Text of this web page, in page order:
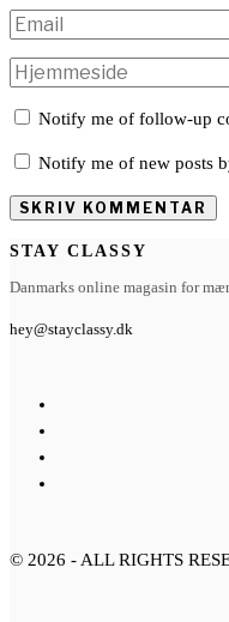
Notify me of follow-up
Notify me of new posts
STAY CLASSY
Danmarks online magasin for
hey@stayclassy.dk
© 2026 - ALL RIGHTS